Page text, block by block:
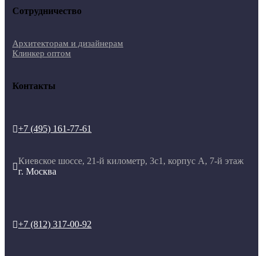
Сотрудничество
Архитекторам и дизайнерам
Клинкер оптом
Контакты
+7 (495) 161-77-61

Киевское шоссе, 21-й километр, 3с1, корпус А, 7-й этаж
г. Москва
+7 (812) 317-00-92